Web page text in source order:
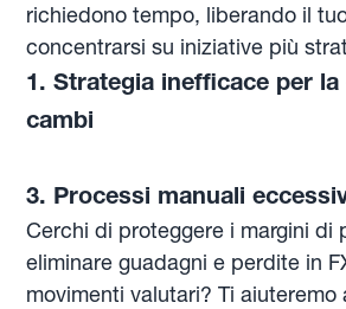
richiedono tempo, liberando il
concentrarsi su iniziative più
1. Strategia inefficace per
cambi
3. Processi manuali
Cerchi di proteggere i margini di
eliminare guadagni e perdite in
movimenti valutari? Ti aiuteremo